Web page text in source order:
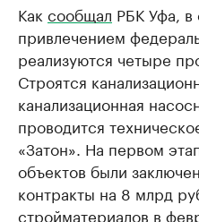
Как сообщал РБК Уфа, в
привлечением
реализуются четыре
Строятся
канализационная
проводится
«Затон». На первом
объектов были
контракты на 8 млрд
стройматериалов в